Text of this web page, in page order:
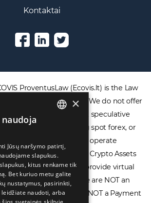
Kontaktai
ProventusLaw (Ecovis.lt) is the Law
services provider. We do not offer
to securities, complex speculative
including CFDs, rolling spot forex, or
betting. We do not operate
we are NOT a Crypto Assets
(CASP), and we do not provide virtual
or hardware wallets. We are NOT an
Institution (EMI), we are NOT a Payment
РУССКИЙ
中文（简体
×
Jūsų naršymo patirtį,
slapukus.
kitus renkame tik
Bet kuriuo metu galite
nustatymus, pasirinkti,
naudoti, arba